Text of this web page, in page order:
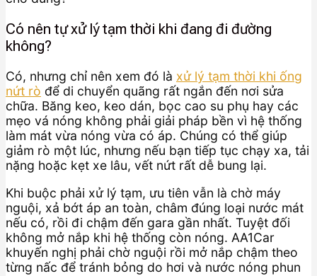
Có nên tự xử lý tạm thời khi đang đi đường
không?
Có, nhưng chỉ nên xem đó là xử lý tạm thời khi ống
nứt rò để di chuyển quãng rất ngắn đến nơi sửa
chữa. Băng keo, keo dán, bọc cao su phụ hay các
mẹo vá nóng không phải giải pháp bền vì hệ thống
làm mát vừa nóng vừa có áp. Chúng có thể giúp
giảm rò một lúc, nhưng nếu bạn tiếp tục chạy xa, tải
nặng hoặc kẹt xe lâu, vết nứt rất dễ bung lại.
Khi buộc phải xử lý tạm, ưu tiên vẫn là chờ máy
nguội, xả bớt áp an toàn, châm đúng loại nước mát
nếu có, rồi đi chậm đến gara gần nhất. Tuyệt đối
không mở nắp khi hệ thống còn nóng. AA1Car
khuyến nghị phải chờ nguội rồi mở nắp chậm theo
từng nấc để tránh bỏng do hơi và nước nóng phun